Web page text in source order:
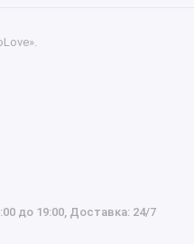
до 19:00, Доставка: 24/7